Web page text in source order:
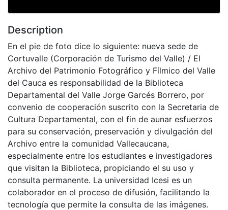
Description
En el pie de foto dice lo siguiente: nueva sede de
Cortuvalle (Corporación de Turismo del Valle) / El
Archivo del Patrimonio Fotográfico y Fílmico del Valle
del Cauca es responsabilidad de la Biblioteca
Departamental del Valle Jorge Garcés Borrero, por
convenio de cooperación suscrito con la Secretaria de
Cultura Departamental, con el fin de aunar esfuerzos
para su conservación, preservación y divulgación del
Archivo entre la comunidad Vallecaucana,
especialmente entre los estudiantes e investigadores
que visitan la Biblioteca, propiciando el su uso y
consulta permanente. La universidad Icesi es un
colaborador en el proceso de difusión, facilitando la
tecnología que permite la consulta de las imágenes.